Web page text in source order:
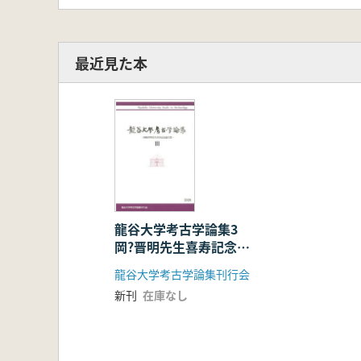
最近見た本
龍谷大学考古学論集3
岡?晋明先生喜寿記念論
集
龍谷大学考古学論集刊行会
新刊 在庫なし